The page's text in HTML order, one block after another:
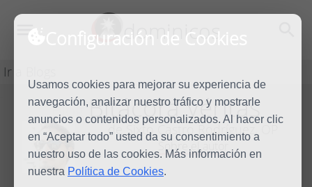
Configuración de Cookies
Usamos cookies para mejorar su experiencia de
navegación, analizar nuestro tráfico y mostrarle
anuncios o contenidos personalizados. Al hacer clic
en “Aceptar todo” usted da su consentimiento a
nuestro uso de las cookies. Más información en
nuestra Política de Cookies.
dominicos
Ir a Blogs
BlogBitácora Véritas
de Sixto Castro Rodríguez, OP
Sobre el autor